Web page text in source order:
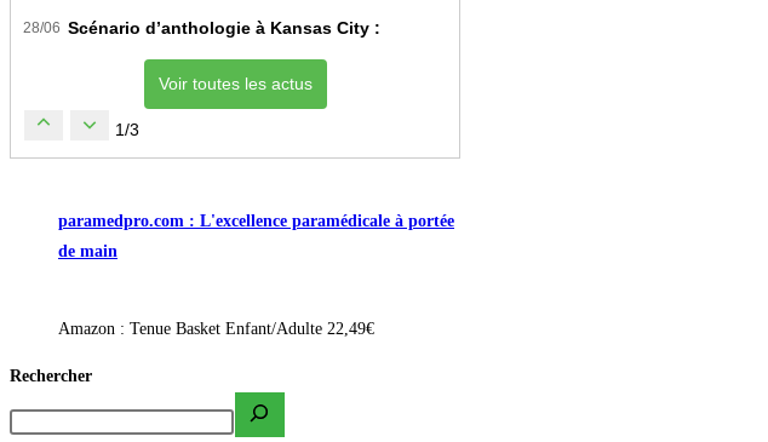
28/06 Scénario d’anthologie à Kansas City : L’Algérie décroche son billet pour les 16es
Voir toutes les actus
1/3
paramedpro.com : L'excellence paramédicale à portée
de main
Amazon : Tenue Basket Enfant/Adulte 22,49€
Rechercher